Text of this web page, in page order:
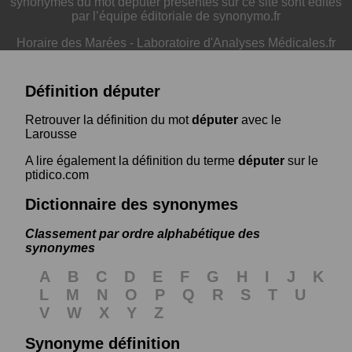
par l’équipe éditoriale de synonymo.fr
Horaire des Marées - Laboratoire d'Analyses Médicales.fr
Définition députer
Retrouver la définition du motdéputer avec le
Larousse
A lire également la définition du terme députer sur le
ptidico.com
Dictionnaire des synonymes
Classement par ordre alphabétique des
synonymes
A B C D E F G H I J
K
L
M N O P Q R S T
U
V
W X Y
Z
Synonyme définition